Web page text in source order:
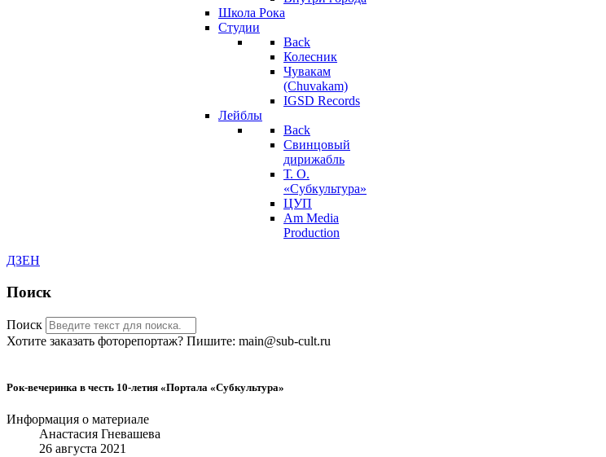
Школа Рока
Студии
Back
Колесник
Чувакам
(Chuvakam)
IGSD Records
Лейблы
Back
Свинцовый
дирижабль
Т. О.
«Субкультура»
ЦУП
Am Media
Production
ДЗЕН
Поиск
Поиск
Хотите заказать фоторепортаж? Пишите: main@sub-cult.ru
Рок-вечеринка в честь 10-летия «Портала «Субкультура»
Информация о материале
Анастасия Гневашева
26 августа 2021